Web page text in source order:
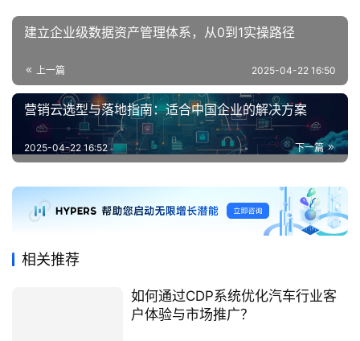
建立企业级数据资产管理体系，从0到1实操路径
上一篇 2025-04-22 16:50
营销云选型与落地指南：适合中国企业的解决方案
下一篇
2025-04-22 16:52
相关推荐
如何通过CDP系统优化汽车行业客
户体验与市场推广？